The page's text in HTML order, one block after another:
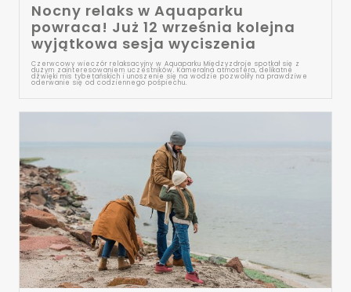
Nocny relaks w Aquaparku
powraca! Już 12 września kolejna
wyjątkowa sesja wyciszenia
Czerwcowy wieczór relaksacyjny w Aquaparku Międzyzdroje spotkał się z
dużym zainteresowaniem uczestników. Kameralna atmosfera, delikatne
dźwięki mis tybetańskich i unoszenie się na wodzie pozwoliły na prawdziwe
oderwanie się od codziennego pośpiechu.